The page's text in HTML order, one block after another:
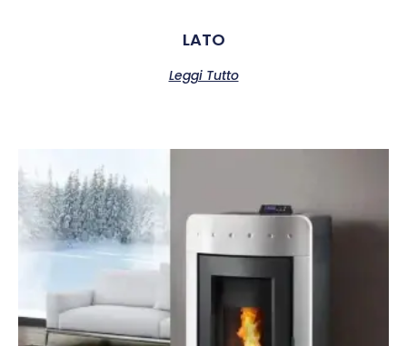
LATO
Leggi Tutto